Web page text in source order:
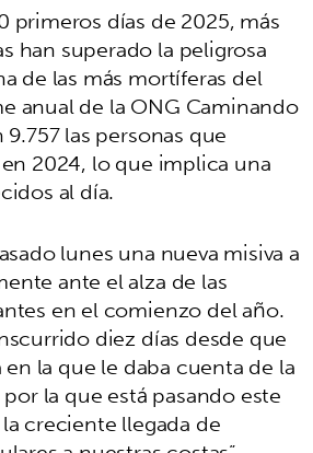
primeros días de 2025, más
han superado la peligrosa
de las más mortíferas del
anual de la ONG Caminando
las personas que
2024, lo que implica una
al día.
lunes una nueva misiva a
ante el alza de las
en el comienzo del año.
diez días desde que
la que le daba cuenta de la
la que está pasando este
creciente llegada de